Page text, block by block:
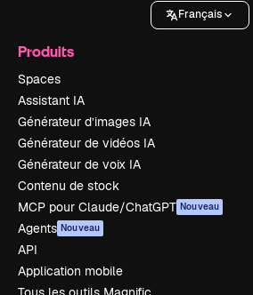
Français
Produits
Spaces
Assistant IA
Générateur d’images IA
Générateur de vidéos IA
Générateur de voix IA
Contenu de stock
MCP pour Claude/ChatGPT Nouveau
Agents Nouveau
API
Application mobile